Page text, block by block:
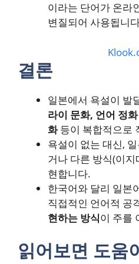
이라는 단어가 온라
변질되어 사용됩니
결론
일본에서 욕설이 발
라이 문화, 언어 정
화등이 복합적으로
욕설이 없는 대신,
거나 다른 방식(이
현합니다.
한국어와 달리 일본
직접적인 언어적 공
현하는 방식이 주를
읽어보면 도움